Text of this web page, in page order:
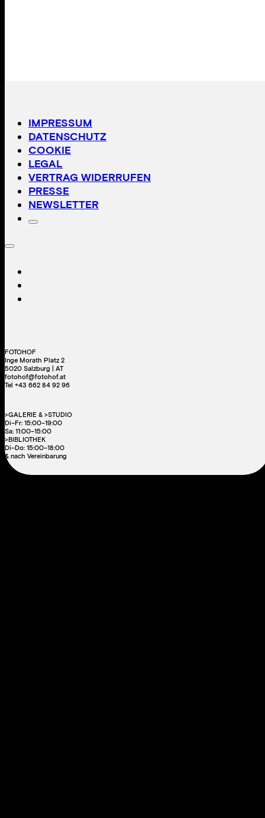
IMPRESSUM
DATENSCHUTZ
COOKIE
LEGAL
VERTRAG WIDERRUFEN
PRESSE
NEWSLETTER
FOTOHOF
Inge Morath Platz 2
5020 Salzburg | AT
fotohof@fotohof.at
Tel +43 662 84 92 96
>GALERIE & >STUDIO
Di–Fr: 15:00–19:00
Sa: 11:00–15:00
>BIBLIOTHEK
Di–Do: 15:00–18:00
& nach Vereinbarung